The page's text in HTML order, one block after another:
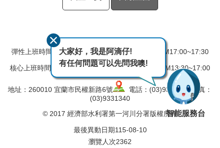
彈性上班時間：AM08:00~08:30 彈性下班時間：PM17:00~17:30
核心上班時間：星期一 ~ 星期五 AM08:30~12:30 PM13:30~17:00
地址：260010 宜蘭市民權新路6號
電話：(03)9324031 傳真：
(03)9331340
© 2017 經濟部水利署第一河川分署版權所有
最後異動日期115-08-10
瀏覽人次2362
大家好，我是阿滴仔!
有任何問題可以先問我噢!
智能服務台